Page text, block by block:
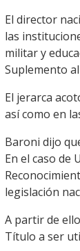
El director
las
militar y
Suplemento
El jerarca
así como en
Baroni dijo
En el caso de
legislación
A partir de
Título a ser